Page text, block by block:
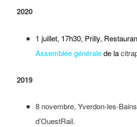
2020
1 juillet, 17h30, Prilly,
Assemblée générale de la
2019
8 novembre, Yverdon-les-
d’OuestRail.